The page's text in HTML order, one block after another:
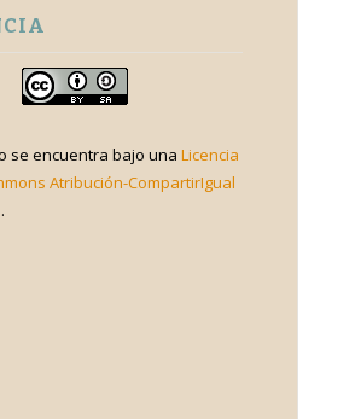
se encuentra bajo una Licencia
Atribución-CompartirIgual
.